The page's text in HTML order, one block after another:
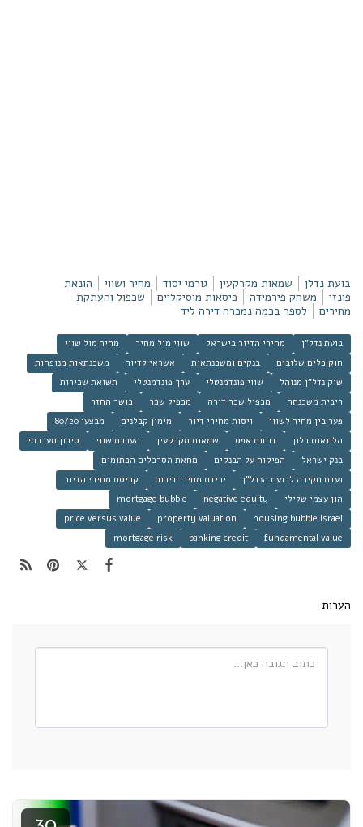
בועת נדלן שמאות מקרקעין גורמי יסוד מחיר ושווי
הונאת
פונזי
משחק פירמידה כיסאות מוסיקליים
שכפול והעתקת
מחירים
לספר בכמה נמכרה דירה ליד
בועת נדל"ן מחירי הדיור בישראל שווי מול מחיר
מחיר מול שווי
חוק כלים שלובים
בנקים ומשכנתאות אשראי לדיור
משכנתאות מנופחות
שוק נדל"ן מנוהל
שווי פונדמנטלי ערך פונדמנטלי
תשואת שכירות
ריבית משכנתה
מכפיל שכר דירה מכפיל שכר
כושר החזר
פער בין מחיר לשווי
ויסות מחירי דיור מימון קבלנים
מבצעי 80/20
הלוואות בלון
דוחות אפס שמאות מקרקעין הערכת שווי
סיכון מערכתי
בנק ישראל
הפיקוח על הבנקים
מחאת הסרבלים הכתומים
ועדת חקירה לבועת הנדל"ן
ירידת מחירי דירות
קריסת מחירי הדיור
הון עצמי שלילי
negative equity
mortgage bubble
housing bubble Israel
property valuation
price versus value
fundamental value
banking credit
mortgage risk
הערות